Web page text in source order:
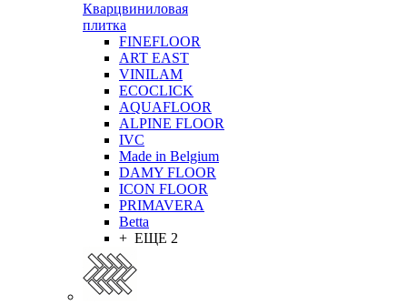
Кварцвиниловая
плитка
FINEFLOOR
ART EAST
VINILAM
ECOCLICK
AQUAFLOOR
ALPINE FLOOR
IVC
Made in Belgium
DAMY FLOOR
ICON FLOOR
PRIMAVERA
Betta
+ ЕЩЕ 2